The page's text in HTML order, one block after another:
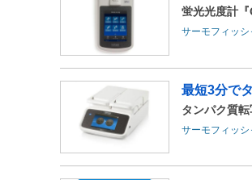
蛍光光度計
サーモフィッ
最短3分で
タンパク質
サーモフィッ